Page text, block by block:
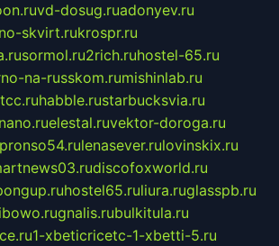
vd-dosug.ruadonyev.ru
skvirt.rukrospr.ru
sormol.ru2rich.ruhostel-65.ru
na-russkom.rumishinlab.ru
habble.rustarbucksvia.ru
elestal.ruvektor-doroga.ru
pronso54.rulenasever.rulovinskix.ru
discofoxworld.ru
hostel65.ruliura.ruglasspb.ru
gnalis.rubulkitula.ru
1-xbeticricetc-1-xbetti-5.ru